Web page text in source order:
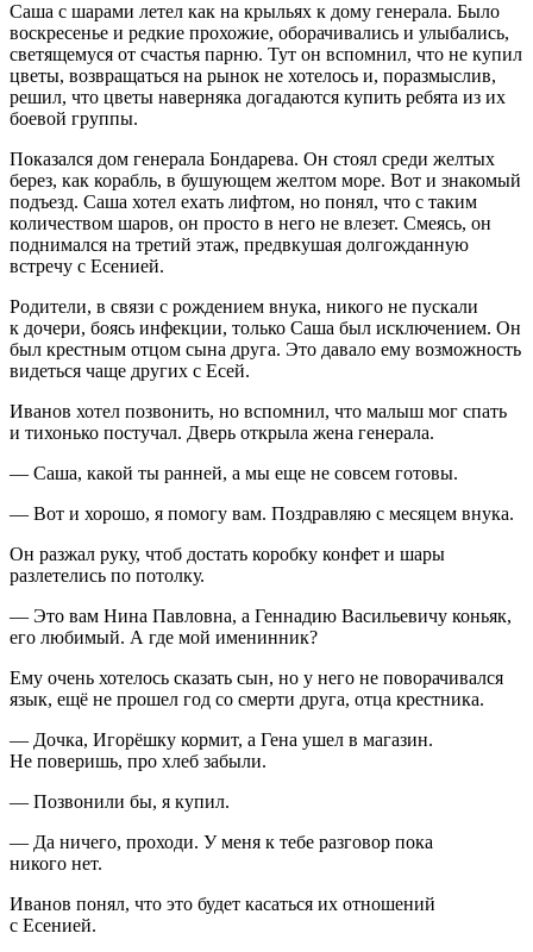
Саша с шарами летел как на крыльях к дому генерала. Было
воскресенье и редкие прохожие, оборачивались и улыбались,
светящемуся от счастья парню. Тут он вспомнил, что не купил
цветы, возвращаться на рынок не хотелось и, поразмыслив,
решил, что цветы наверняка догадаются купить ребята из их
боевой группы.
Показался дом генерала Бондарева. Он стоял среди желтых
берез, как корабль, в бушующем желтом море. Вот и знакомый
подъезд. Саша хотел ехать лифтом, но понял, что с таким
количеством шаров, он просто в него не влезет. Смеясь, он
поднимался на третий этаж, предвкушая долгожданную
встречу с Есенией.
Родители, в связи с рождением внука, никого не пускали
к дочери, боясь инфекции, только Саша был исключением. Он
был крестным отцом сына друга. Это давало ему возможность
видеться чаще других с Есей.
Иванов хотел позвонить, но вспомнил, что малыш мог спать
и тихонько постучал. Дверь открыла жена генерала.
— Саша, какой ты ранней, а мы еще не совсем готовы.
— Вот и хорошо, я помогу вам. Поздравляю с месяцем внука.
Он разжал руку, чтоб достать коробку конфет и шары
разлетелись по потолку.
— Это вам Нина Павловна, а Геннадию Васильевичу коньяк,
его любимый. А где мой именинник?
Ему очень хотелось сказать сын, но у него не поворачивался
язык, ещё не прошел год со смерти друга, отца крестника.
— Дочка, Игорёшку кормит, а Гена ушел в магазин.
Не поверишь, про хлеб забыли.
— Позвонили бы, я купил.
— Да ничего, проходи. У меня к тебе разговор пока
никого нет.
Иванов понял, что это будет касаться их отношений
с Есенией.